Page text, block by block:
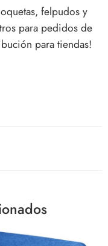
felpudos y
para pedidos de
para tiendas!